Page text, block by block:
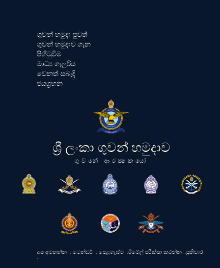
ගුවන් හමුදා පුවත්
ගුවන් හමුදාව ගැන
පිහිටුවීම
මාධ්‍ය ගැලරිය
වෙනත් සබැඳි
ජයග්‍රහන
ශ්‍රී ලංකා ගුවන් හමුදාව
ගුවනේ ආරක්‍ෂකයෝ
අප අමතන්න :: ටෙන්ඩර් :: පෙළගැස්ම ::ඊමේල් පරීක්ෂා කරන්න ::ප්‍රතිචාර
::